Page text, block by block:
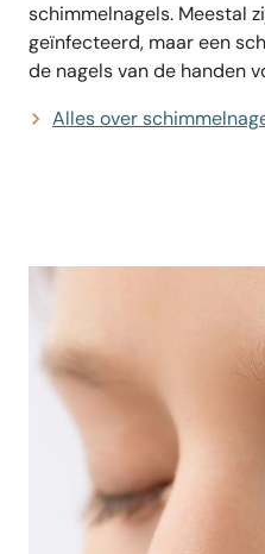
schimmelnagels. Meestal
geïnfecteerd, maar een
de nagels van de handen
Alles over